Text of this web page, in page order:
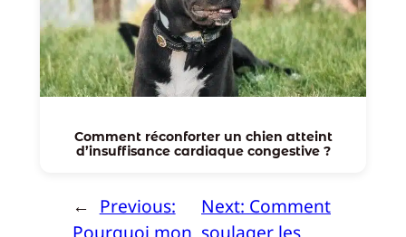
Comment réconforter un chien atteint
d’insuffisance cardiaque congestive ?
← Previous:
Pourquoi mon
Next: Comment
soulager les